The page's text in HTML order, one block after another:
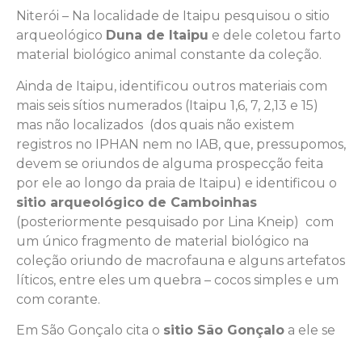
Niterói – Na localidade de Itaipu pesquisou o sitio
arqueológico Duna de Itaipu e dele coletou farto
material biológico animal constante da coleção.
Ainda de Itaipu, identificou outros materiais com
mais seis sítios numerados (Itaipu 1,6, 7, 2,13 e 15)
mas não localizados (dos quais não existem
registros no IPHAN nem no IAB, que, pressupomos,
devem se oriundos de alguma prospecção feita
por ele ao longo da praia de Itaipu) e identificou o
sitio arqueológico de Camboinhas
(posteriormente pesquisado por Lina Kneip) com
um único fragmento de material biológico na
coleção oriundo de macrofauna e alguns artefatos
líticos, entre eles um quebra – cocos simples e um
com corante.
Em São Gonçalo cita o sitio São Gonçalo a ele se